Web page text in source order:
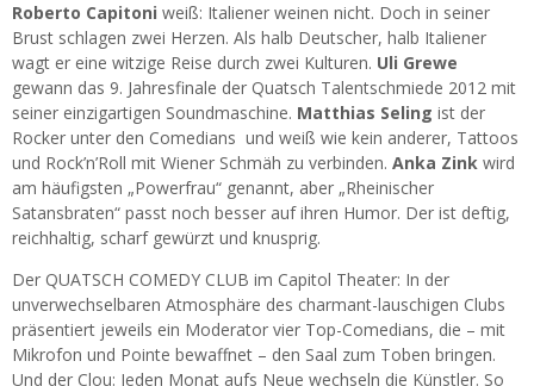
Roberto Capitoni weiß: Italiener weinen nicht. Doch in seiner
Brust schlagen zwei Herzen. Als halb Deutscher, halb Italiener
wagt er eine witzige Reise durch zwei Kulturen. Uli Grewe
gewann das 9. Jahresfinale der Quatsch Talentschmiede 2012 mit
seiner einzigartigen Soundmaschine. Matthias Seling ist der
Rocker unter den Comedians und weiß wie kein anderer, Tattoos
und Rock’n’Roll mit Wiener Schmäh zu verbinden. Anka Zink wird
am häufigsten „Powerfrau“ genannt, aber „Rheinischer
Satansbraten“ passt noch besser auf ihren Humor. Der ist deftig,
reichhaltig, scharf gewürzt und knusprig.
Der QUATSCH COMEDY CLUB im Capitol Theater: In der
unverwechselbaren Atmosphäre des charmant-lauschigen Clubs
präsentiert jeweils ein Moderator vier Top-Comedians, die – mit
Mikrofon und Pointe bewaffnet – den Saal zum Toben bringen.
Und der Clou: Jeden Monat aufs Neue wechseln die Künstler. So